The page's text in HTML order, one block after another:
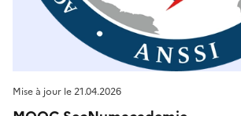
Mise à jour le21.04.2026